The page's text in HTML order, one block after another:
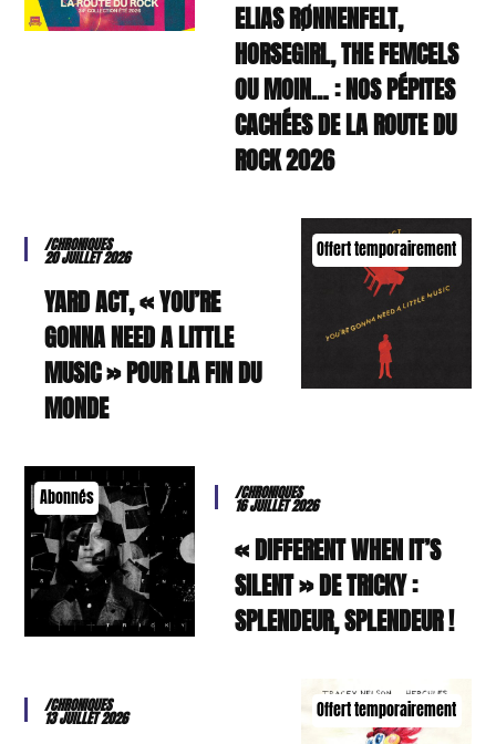
ELIAS RØNNENFELT,
HORSEGIRL, THE FEMCELS
OU MOIN… : NOS PÉPITES
CACHÉES DE LA ROUTE DU
ROCK 2026
Offert temporairement
/CHRONIQUES
20 JUILLET 2026
YARD ACT, « YOU’RE
GONNA NEED A LITTLE
MUSIC » POUR LA FIN DU
MONDE
Abonnés /CHRONIQUES
16 JUILLET 2026
« DIFFERENT WHEN IT’S
SILENT » DE TRICKY :
SPLENDEUR, SPLENDEUR !
Offert temporairement
/CHRONIQUES
13 JUILLET 2026